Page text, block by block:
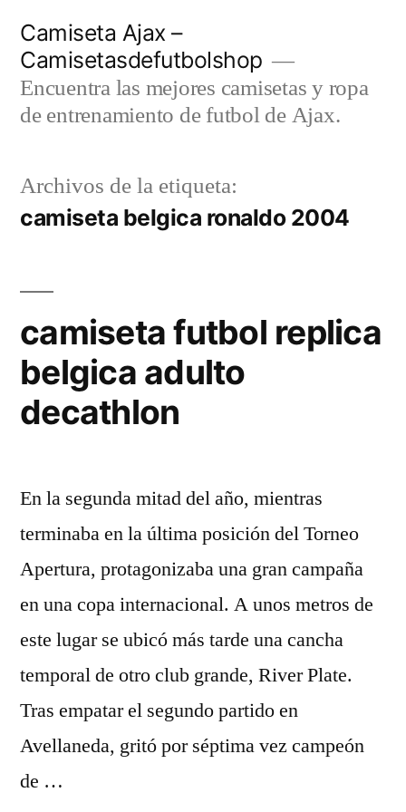
contenido
Camiseta Ajax –
Camisetasdefutbolshop
Encuentra las mejores camisetas y ropa
de entrenamiento de futbol de Ajax.
Archivos de la etiqueta:
camiseta belgica ronaldo 2004
camiseta futbol replica
belgica adulto
decathlon
En la segunda mitad del año, mientras
terminaba en la última posición del Torneo
Apertura, protagonizaba una gran campaña
en una copa internacional. A unos metros de
este lugar se ubicó más tarde una cancha
temporal de otro club grande, River Plate.
Tras empatar el segundo partido en
Avellaneda, gritó por séptima vez campeón
de …